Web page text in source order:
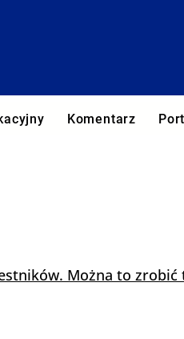
Komentarz
Można to zrobić